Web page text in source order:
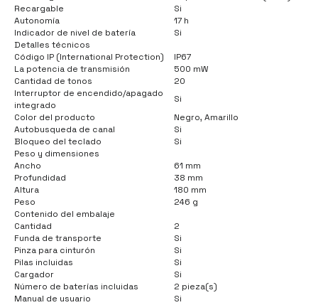
Recargable
Si
Autonomía
17 h
Indicador de nivel de batería
Si
Detalles técnicos
Código IP (International Protection)
IP67
La potencia de transmisión
500 mW
Cantidad de tonos
20
Interruptor de encendido/apagado
integrado
Si
Color del producto
Negro, Amarillo
Autobusqueda de canal
Si
Bloqueo del teclado
Si
Peso y dimensiones
Ancho
61 mm
Profundidad
38 mm
Altura
180 mm
Peso
246 g
Contenido del embalaje
Cantidad
2
Funda de transporte
Si
Pinza para cinturón
Si
Pilas incluidas
Si
Cargador
Si
Número de baterías incluidas
2 pieza(s)
Manual de usuario
Si